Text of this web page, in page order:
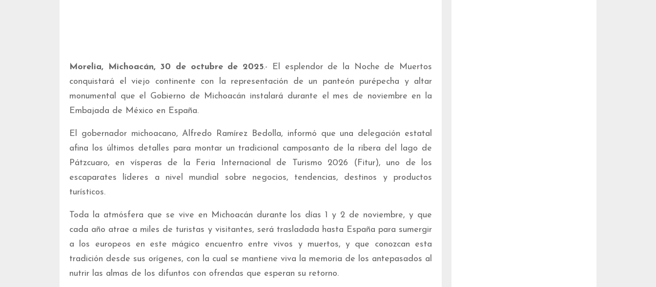
Morelia, Michoacán, 30 de octubre de 2025.- El esplendor de la Noche de Muertos
conquistará el viejo continente con la representación de un panteón purépecha y altar
monumental que el Gobierno de Michoacán instalará durante el mes de noviembre en la
Embajada de México en España.
El gobernador michoacano, Alfredo Ramírez Bedolla, informó que una delegación estatal
afina los últimos detalles para montar un tradicional camposanto de la ribera del lago de
Pátzcuaro, en vísperas de la Feria Internacional de Turismo 2026 (Fitur), uno de los
escaparates líderes a nivel mundial sobre negocios, tendencias, destinos y productos
turísticos.
Toda la atmósfera que se vive en Michoacán durante los días 1 y 2 de noviembre, y que
cada año atrae a miles de turistas y visitantes, será trasladada hasta España para sumergir
a los europeos en este mágico encuentro entre vivos y muertos, y que conozcan esta
tradición desde sus orígenes, con la cual se mantiene viva la memoria de los antepasados al
nutrir las almas de los difuntos con ofrendas que esperan su retorno.